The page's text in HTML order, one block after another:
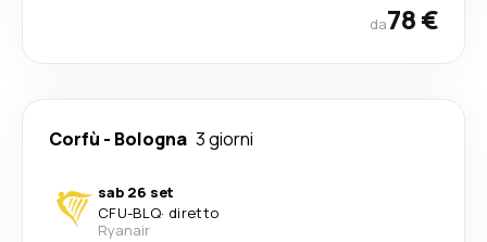
da78 €
Corfù - Bologna 3 giorni
sab 26 set
CFU-BLQ· diretto
Ryanair